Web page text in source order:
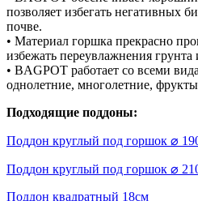
позволяет избегать негативных
почве.
• Материал горшка прекрасно
избежать переувлажнения грунта
• BAGPOT работает со всеми
однолетние, многолетние,
Подходящие поддоны:
Поддон круглый под горшок ⌀
Поддон круглый под горшок ⌀
Поддон квадратный 18см